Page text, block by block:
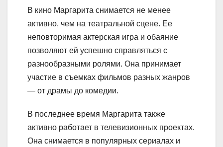
В кино Маргарита снимается не менее
активно, чем на театральной сцене. Ее
неповторимая актерская игра и обаяние
позволяют ей успешно справляться с
разнообразными ролями. Она принимает
участие в съемках фильмов разных жанров
— от драмы до комедии.
В последнее время Маргарита также
активно работает в телевизионных проектах.
Она снимается в популярных сериалах и